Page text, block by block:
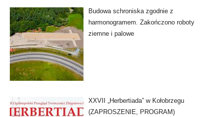
Budowa schroniska zgodnie z
harmonogramem. Zakończono roboty
ziemne i palowe
XXVII „Herbertiada” w Kołobrzegu
(ZAPROSZENIE, PROGRAM)